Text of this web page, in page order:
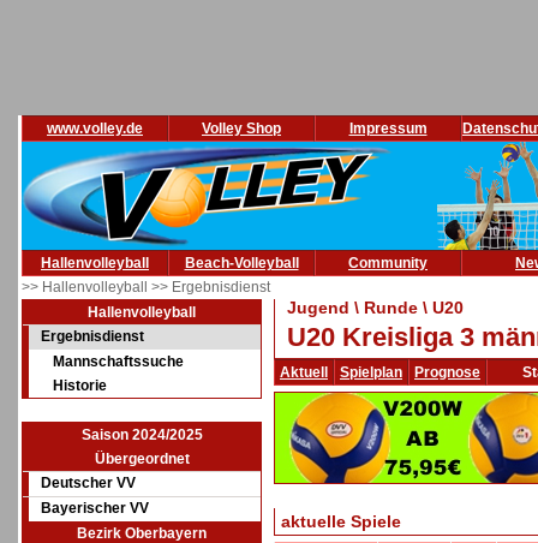
www.volley.de Volley Shop Impressum
Hallenvolleyball Beach-Volleyball Community
>> Hallenvolleyball >> Ergebnisdienst
Hallenvolleyball
Ergebnisdienst
Mannschaftssuche
Historie
Saison 2024/2025
Übergeordnet
Deutscher VV
Bayerischer VV
Bezirk Oberbayern
Jugend \ Runde \ U20
U20 Kreisliga 3
Aktuell Spielplan Prognose
aktuelle Spiele